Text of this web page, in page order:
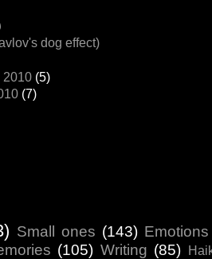
dog effect)
2010 (5)
(7)
Small ones (143) Emotions
(105) Writing (85)